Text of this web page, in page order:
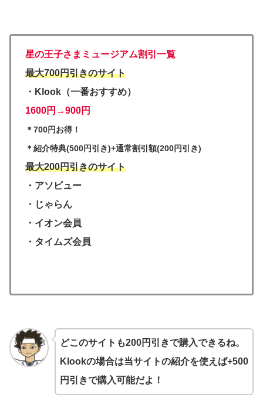
星の王子さまミュージアム割引一覧
最大700円引きのサイト
・Klook（一番おすすめ）
1600円→900円
＊700円お得！
＊紹介特典(500円引き)+通常割引額(200円引き)
最大200円引きのサイト
・アソビュー
・じゃらん
・イオン会員
・タイムズ会員
どこのサイトも200円引きで購入できるね。
Klookの場合は当サイトの紹介を使えば+500
円引きで購入可能だよ！